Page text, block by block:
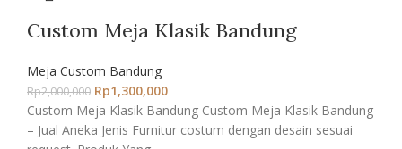
Custom Meja Klasik Bandung
Meja Custom Bandung
Rp2,000,000 Rp1,300,000
Custom Meja Klasik Bandung Custom Meja Klasik Bandung
– Jual Aneka Jenis Furnitur costum dengan desain sesuai